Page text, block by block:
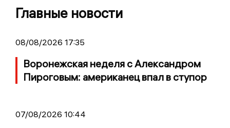
Главные новости
08/08/2026 17:35
Воронежская неделя с Александром
Пироговым: американец впал в ступор
07/08/2026 10:44